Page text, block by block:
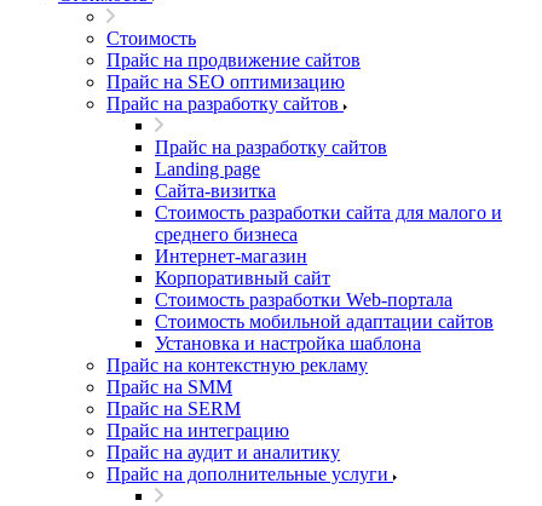
Стоимость
Прайс на продвижение сайтов
Прайс на SEO оптимизацию
Прайс на разработку сайтов
Прайс на разработку сайтов
Landing page
Cайта-визитка
Стоимость разработки сайта для малого и
среднего бизнеса
Интернет-магазин
Корпоративный сайт
Стоимость разработки Web-портала
Стоимость мобильной адаптации сайтов
Установка и настройка шаблона
Прайс на контекстную рекламу
Прайс на SMM
Прайс на SERM
Прайс на интеграцию
Прайс на аудит и аналитику
Прайс на дополнительные услуги